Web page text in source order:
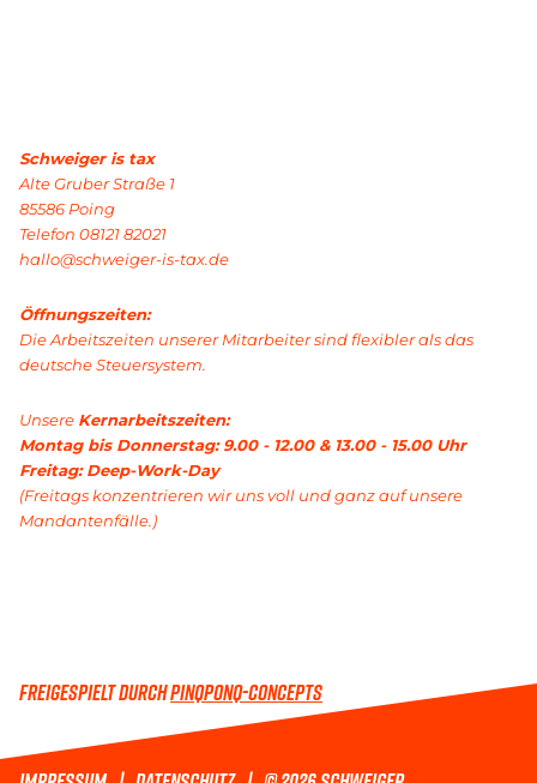
Schweiger is tax
Alte Gruber Straße 1
85586 Poing
Telefon 08121 82021
hallo@schweiger-is-tax.de
Öffnungszeiten:
Die Arbeitszeiten unserer Mitarbeiter sind flexibler als das
deutsche Steuersystem.
Unsere Kernarbeitszeiten:
Montag bis Donnerstag: 9.00 - 12.00 & 13.00 - 15.00 Uhr
Freitag: Deep-Work-Day
(Freitags konzentrieren wir uns voll und ganz auf unsere
Mandantenfälle.)
FREIGESPIELT DURCHPINQPONQ-CONCEPTS